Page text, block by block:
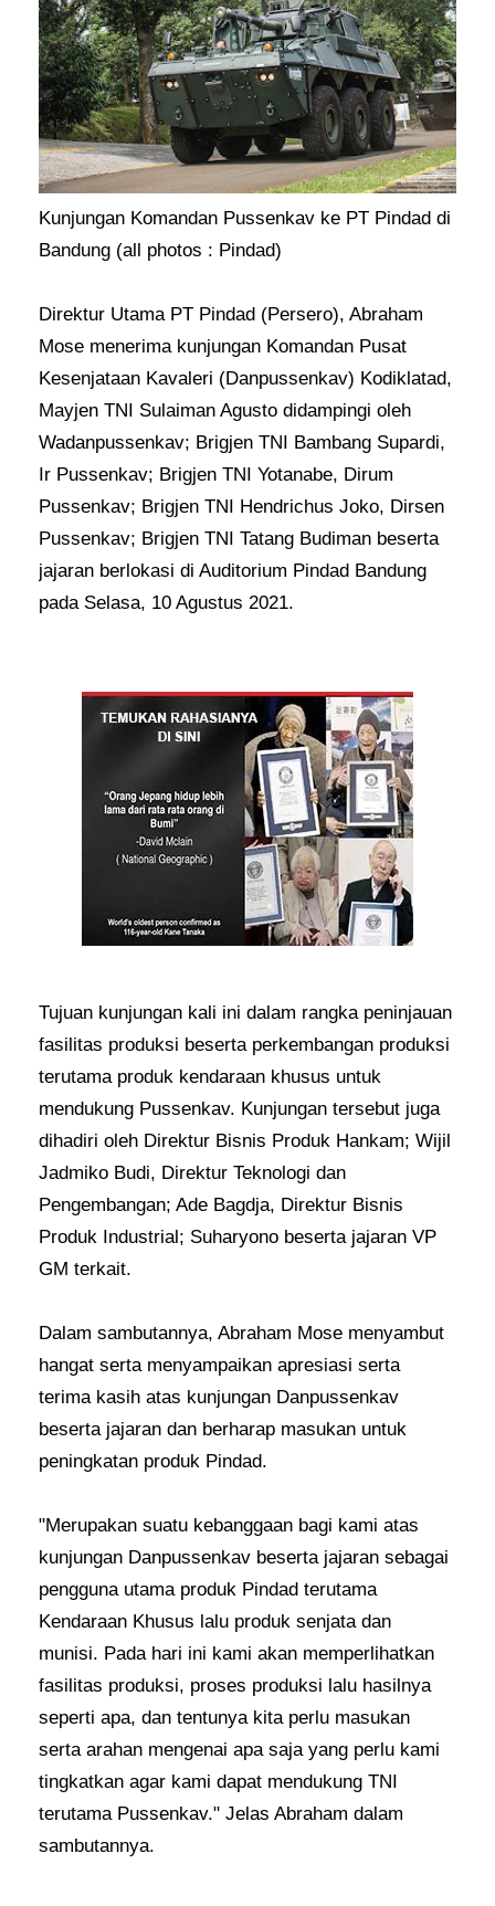
Kunjungan Komandan Pussenkav ke PT Pindad di
Bandung (all photos : Pindad)
Direktur Utama PT Pindad (Persero), Abraham
Mose menerima kunjungan Komandan Pusat
Kesenjataan Kavaleri (Danpussenkav) Kodiklatad,
Mayjen TNI Sulaiman Agusto didampingi oleh
Wadanpussenkav; Brigjen TNI Bambang Supardi,
Ir Pussenkav; Brigjen TNI Yotanabe, Dirum
Pussenkav; Brigjen TNI Hendrichus Joko, Dirsen
Pussenkav; Brigjen TNI Tatang Budiman beserta
jajaran berlokasi di Auditorium Pindad Bandung
pada Selasa, 10 Agustus 2021.
Tujuan kunjungan kali ini dalam rangka peninjauan
fasilitas produksi beserta perkembangan produksi
terutama produk kendaraan khusus untuk
mendukung Pussenkav. Kunjungan tersebut juga
dihadiri oleh Direktur Bisnis Produk Hankam; Wijil
Jadmiko Budi, Direktur Teknologi dan
Pengembangan; Ade Bagdja, Direktur Bisnis
Produk Industrial; Suharyono beserta jajaran VP
GM terkait.
Dalam sambutannya, Abraham Mose menyambut
hangat serta menyampaikan apresiasi serta
terima kasih atas kunjungan Danpussenkav
beserta jajaran dan berharap masukan untuk
peningkatan produk Pindad.
"Merupakan suatu kebanggaan bagi kami atas
kunjungan Danpussenkav beserta jajaran sebagai
pengguna utama produk Pindad terutama
Kendaraan Khusus lalu produk senjata dan
munisi. Pada hari ini kami akan memperlihatkan
fasilitas produksi, proses produksi lalu hasilnya
seperti apa, dan tentunya kita perlu masukan
serta arahan mengenai apa saja yang perlu kami
tingkatkan agar kami dapat mendukung TNI
terutama Pussenkav." Jelas Abraham dalam
sambutannya.